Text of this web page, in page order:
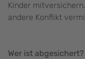
Kinder
andere Konflikt
Wer ist abgesichert?